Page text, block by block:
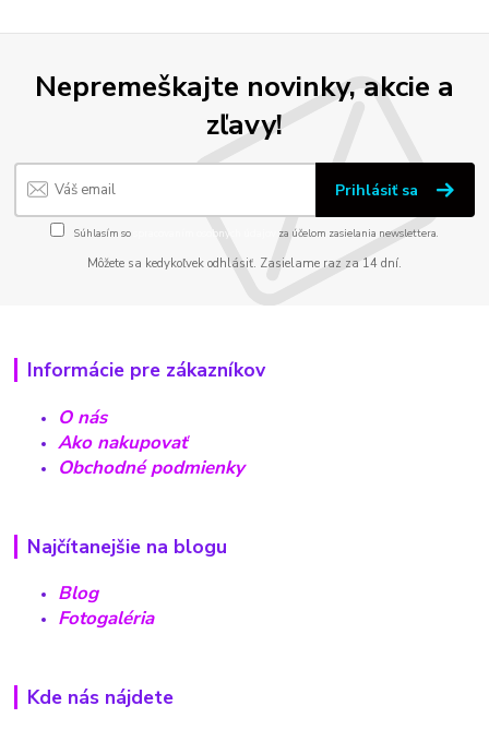
Nepremeškajte novinky, akcie a
zľavy!
Prihlásiť sa
Súhlasím so spracovaním osobných údajov za účelom zasielania newslettera.
Môžete sa kedykoľvek odhlásiť. Zasielame raz za 14 dní.
Informácie pre zákazníkov
O nás
Ako nakupovať
Obchodné podmienky
Najčítanejšie na blogu
Blog
Fotogaléria
Kde nás nájdete